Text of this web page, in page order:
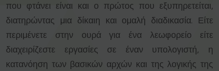
που φτάνει είναι και ο πρώτος που εξυπηρετείται,
διατηρώντας μια δίκαιη και ομαλή διαδικασία. Είτε
περιμένετε στην ουρά για ένα λεωφορείο είτε
διαχειρίζεστε εργασίες σε έναν υπολογιστή, η
κατανόηση των βασικών αρχών και της λογικής της